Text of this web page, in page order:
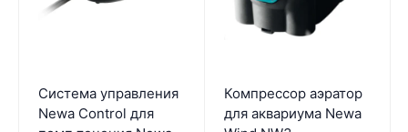
Система управления
Newa Control для
Компрессор аэратор
для аквариума Newa